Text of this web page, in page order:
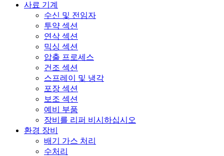
사료 기계
수신 및 전임자
투약 섹션
연삭 섹션
믹싱 섹션
압출 프로세스
건조 섹션
스프레이 및 냉각
포장 섹션
보조 섹션
예비 부품
장비를 리퍼 비시하십시오
환경 장비
배기 가스 처리
수처리